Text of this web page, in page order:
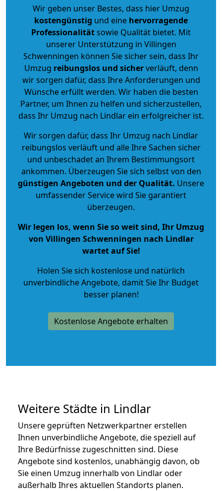
Wir geben unser Bestes, dass hier Umzug
kostengünstig und eine hervorragende
Professionalitätsowie Qualität bietet. Mit
unserer Unterstützung in Villingen
Schwenningen können Sie sicher sein, dass Ihr
Umzug reibungslos und sicherverläuft, denn
wir sorgen dafür, dass Ihre Anforderungen und
Wünsche erfüllt werden. Wir haben die besten
Partner, um Ihnen zu helfen und sicherzustellen,
dass Ihr Umzug nach Lindlar ein erfolgreicher ist.
Wir sorgen dafür, dass Ihr Umzug nach Lindlar
reibungslos verläuft und alle Ihre Sachen sicher
und unbeschadet an Ihrem Bestimmungsort
ankommen. Überzeugen Sie sich selbst von den
günstigen Angeboten und der Qualität. Unsere
umfassender Service wird Sie garantiert
überzeugen.
Wir legen los, wenn Sie so weit sind, Ihr Umzug
von Villingen Schwenningen nach Lindlar
wartet auf Sie!
Holen Sie sich kostenlose und natürlich
unverbindliche Angebote, damit Sie Ihr Budget
besser planen!
Kostenlose Angebote erhalten
Weitere Städte in Lindlar
Unsere geprüften Netzwerkpartner erstellen
Ihnen unverbindliche Angebote, die speziell auf
Ihre Bedürfnisse zugeschnitten sind. Diese
Angebote sind kostenlos, unabhängig davon, ob
Sie einen Umzug innerhalb von Lindlar oder
außerhalb Ihres aktuellen Standorts planen.